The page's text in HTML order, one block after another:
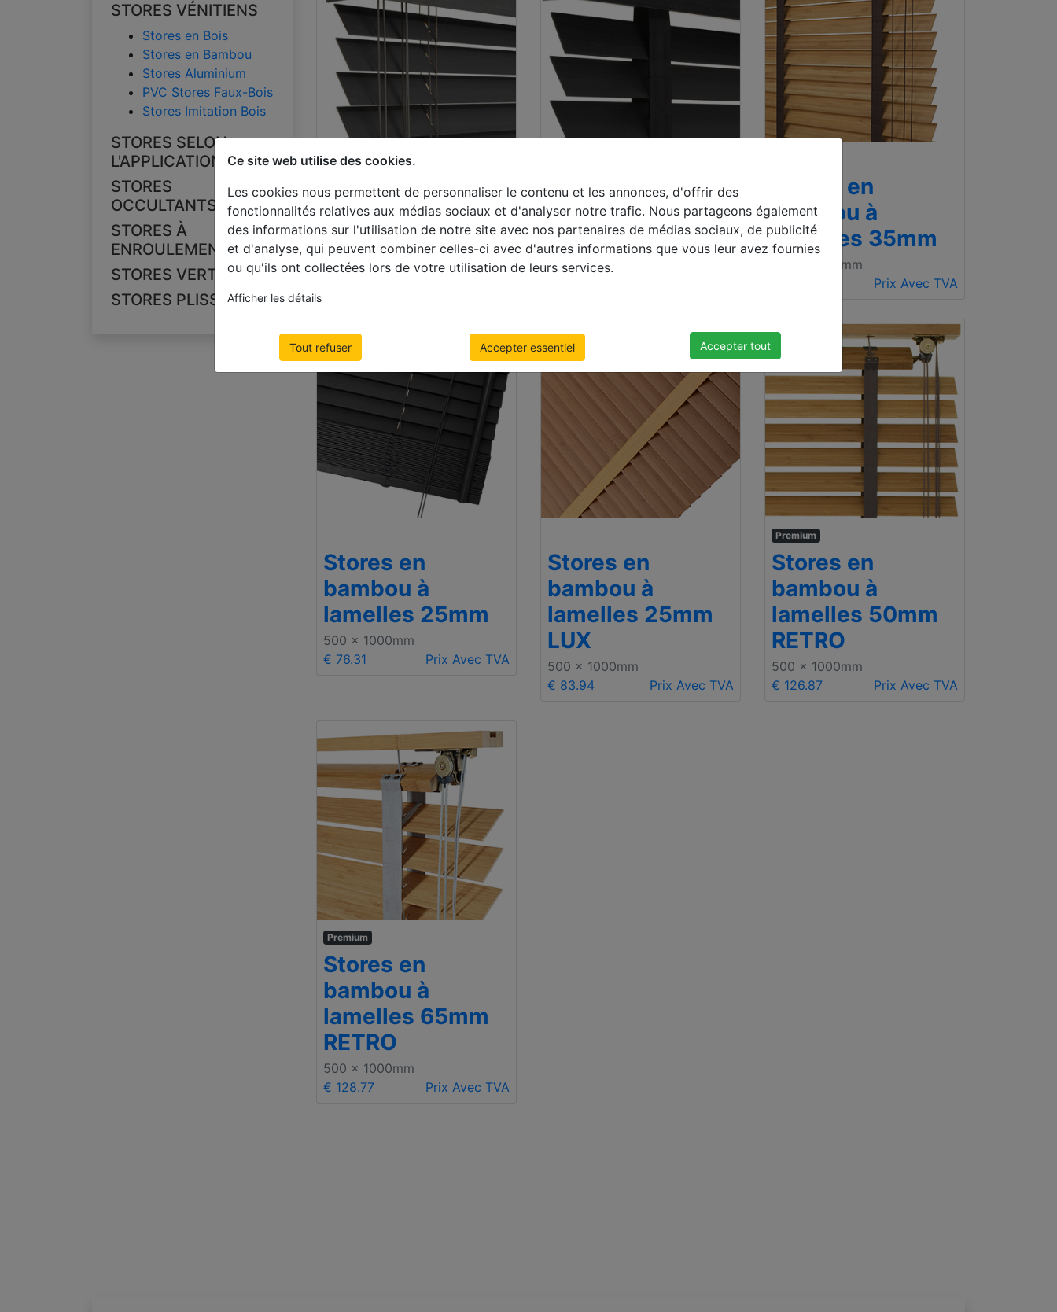
Ce site web utilise des cookies.
Les cookies nous permettent de personnaliser le contenu et les annonces, d'offrir des
fonctionnalités relatives aux médias sociaux et d'analyser notre trafic. Nous partageons également
des informations sur l'utilisation de notre site avec nos partenaires de médias sociaux, de publicité
et d'analyse, qui peuvent combiner celles-ci avec d'autres informations que vous leur avez fournies
ou qu'ils ont collectées lors de votre utilisation de leurs services.
Afficher les détails
Tout refuser Accepter essentiel Accepter tout
STORES VÉNITIENS
Stores en Bois
Stores en Bambou
Stores Aluminium
PVC Stores Faux-Bois
Stores Imitation Bois
STORES SELON
L'APPLICATION
STORES
OCCULTANTS
STORES À
ENROULEMENT
STORES VERTICAUX
STORES PLISSÉS
Best-seller
Stores en
bambou à
lamelles 50mm
500 x 1000mm
Stores en
bambou à
lamelles 65mm
500 x 1000mm
Stores en
bambou à
lamelles 35mm
500 x 1000mm
Prix Avec TVA
Stores en
bambou à
lamelles 25mm
500 x 1000mm
€ 76.31
Prix Avec TVA
Stores en
bambou à
lamelles 25mm
LUX
500 x 1000mm
€ 83.94
Prix Avec TVA
Premium
Stores en
bambou à
lamelles 50mm
RETRO
500 x 1000mm
€ 126.87
Prix Avec TVA
Premium
Stores en
bambou à
lamelles 65mm
RETRO
500 x 1000mm
€ 128.77
Prix Avec TVA